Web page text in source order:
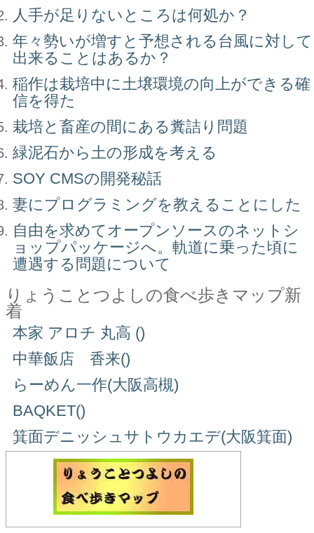
人手が足りないところは何処か？
年々勢いが増すと予想される台風に対して
出来ることはあるか？
稲作は栽培中に土壌環境の向上ができる確
信を得た
栽培と畜産の間にある糞詰り問題
緑泥石から土の形成を考える
SOY CMSの開発秘話
妻にプログラミングを教えることにした
自由を求めてオープンソースのネットシ
ョップパッケージへ。軌道に乗った頃に
遭遇する問題について
りょうことつよしの食べ歩きマップ新
着
本家 アロチ 丸高 ()
中華飯店 香来()
らーめん一作(大阪高槻)
BAQKET()
箕面デニッシュサトウカエデ(大阪箕面)